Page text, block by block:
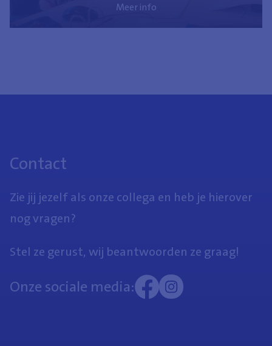
Meer info
Contact
Zie jij jezelf als onze collega en heb je hierover
nog vragen?
Stel ze gerust, wij beantwoorden ze graag!
Onze sociale media: